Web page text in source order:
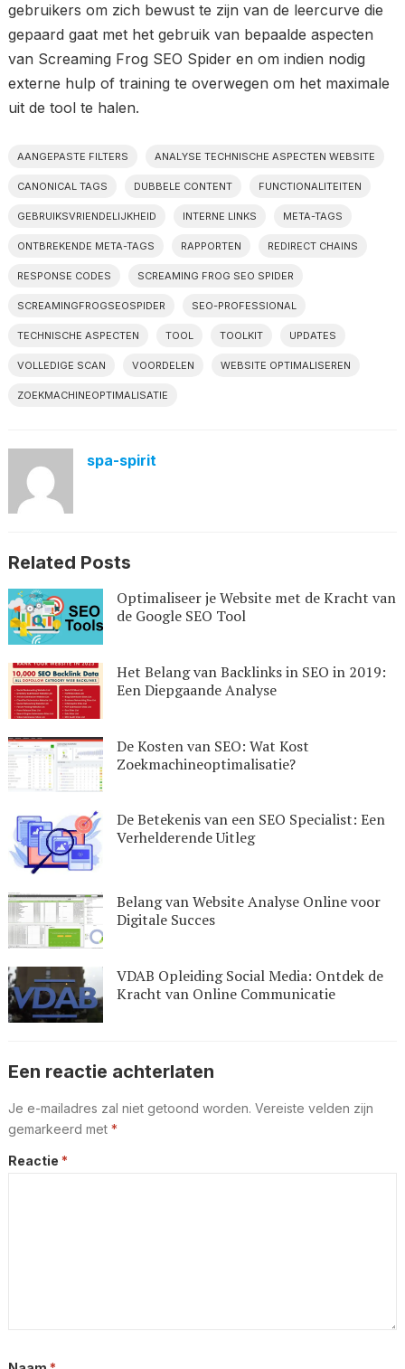
gebruikers om zich bewust te zijn van de leercurve die
gepaard gaat met het gebruik van bepaalde aspecten
van Screaming Frog SEO Spider en om indien nodig
externe hulp of training te overwegen om het maximale
uit de tool te halen.
AANGEPASTE FILTERS ANALYSE TECHNISCHE ASPECTEN WEBSITE
CANONICAL TAGS DUBBELE CONTENT FUNCTIONALITEITEN
GEBRUIKSVRIENDELIJKHEID INTERNE LINKS META-TAGS
ONTBREKENDE META-TAGS RAPPORTEN REDIRECT CHAINS
RESPONSE CODES SCREAMING FROG SEO SPIDER
SCREAMINGFROGSEOSPIDER SEO-PROFESSIONAL
TECHNISCHE ASPECTEN TOOL TOOLKIT UPDATES
VOLLEDIGE SCAN VOORDELEN WEBSITE OPTIMALISEREN
ZOEKMACHINEOPTIMALISATIE
spa-spirit
Related Posts
Optimaliseer je Website met de Kracht van
de Google SEO Tool
Het Belang van Backlinks in SEO in 2019:
Een Diepgaande Analyse
De Kosten van SEO: Wat Kost
Zoekmachineoptimalisatie?
De Betekenis van een SEO Specialist: Een
Verhelderende Uitleg
Belang van Website Analyse Online voor
Digitale Succes
VDAB Opleiding Social Media: Ontdek de
Kracht van Online Communicatie
Een reactie achterlaten
Je e-mailadres zal niet getoond worden. Vereiste velden zijn
gemarkeerd met *
Reactie *